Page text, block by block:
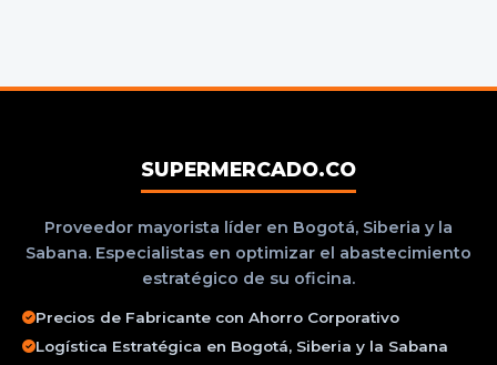
SUPERMERCADO.CO
Proveedor mayorista líder en Bogotá, Siberia y la
Sabana. Especialistas en optimizar el abastecimiento
estratégico de su oficina.
Precios de Fabricante con Ahorro Corporativo
Logística Estratégica en Bogotá, Siberia y la Sabana